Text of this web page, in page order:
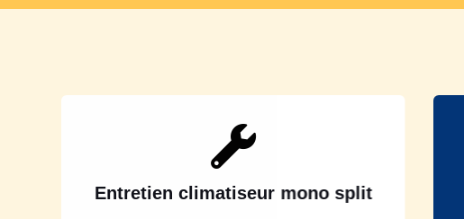
Entretien climatiseur mono split